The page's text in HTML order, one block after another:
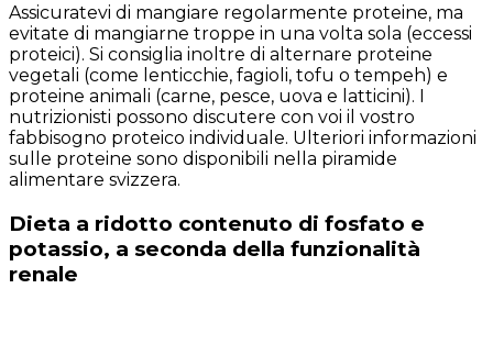
Assicuratevi di mangiare regolarmente proteine, ma
evitate di mangiarne troppe in una volta sola (eccessi
proteici). Si consiglia inoltre di alternare proteine
vegetali (come lenticchie, fagioli, tofu o tempeh) e
proteine animali (carne, pesce, uova e latticini). I
nutrizionisti possono discutere con voi il vostro
fabbisogno proteico individuale. Ulteriori informazioni
sulle proteine sono disponibili nella piramide
alimentare svizzera.
Dieta a ridotto contenuto di fosfato e
potassio, a seconda della funzionalità
renale